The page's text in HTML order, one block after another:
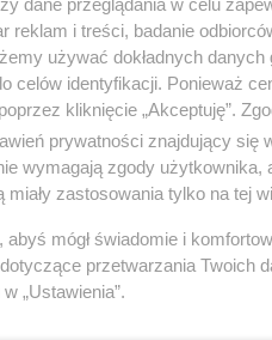
Najnowszy sondaż
i treści, badanie
używać dokładnych
celów identyfikacji. Ponieważ
kliknięcie „Akceptuję”.
prywatności znajdujący się
wymagają zgody
zastosowania tylko na tej
mógł świadomie i
przetwarzania Twoich
„Ustawienia”.